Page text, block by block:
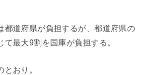
都道府県が負担するが、都道府県の
て最大9割を国庫が負担する。
おり。